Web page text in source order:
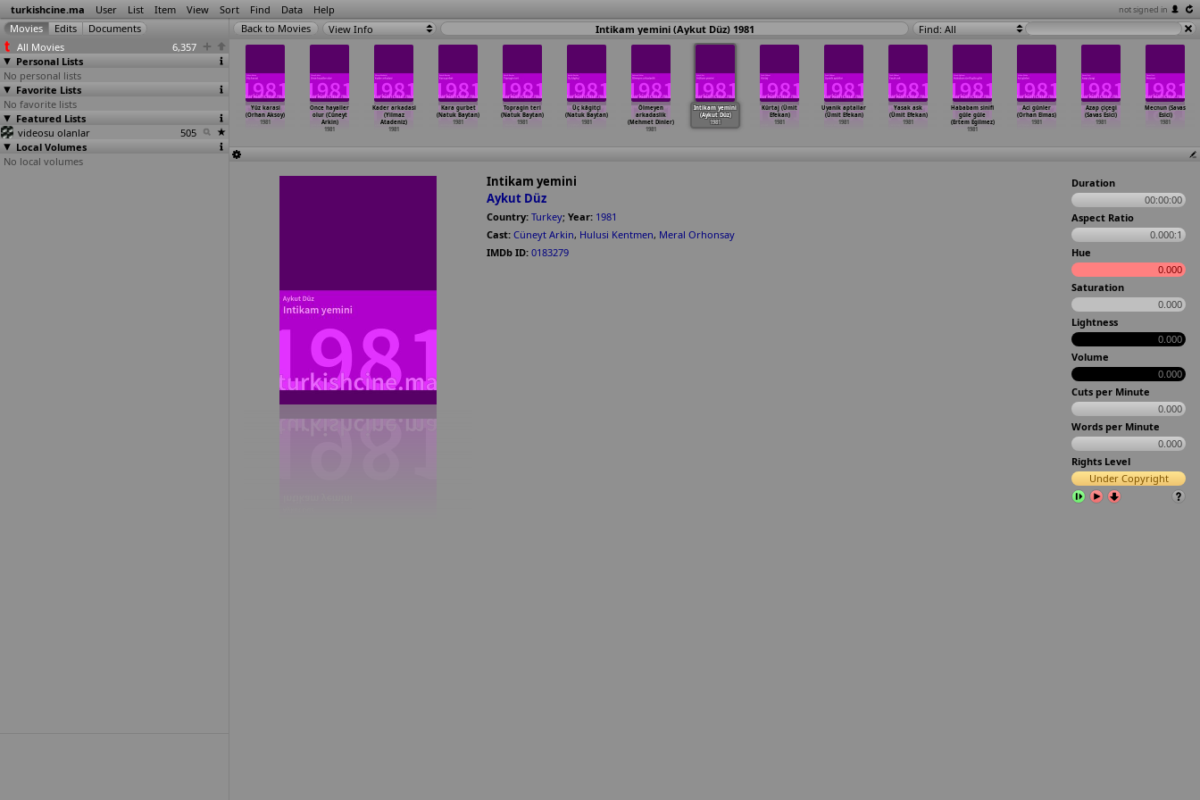
turkishcine.ma User List Item View Sort Find Data Help not signed in
All Movies
6,357
Personal Lists
No personal lists
Favorite Lists
No favorite lists
Featured Lists
videosu olanlar
505
Local Volumes
No local volumes
View Info Intikam yemini (Aykut Düz) 1981 Find: All
kalbimin
Yüce)
1980
Ibiso (Ihsan
Yüce)
1980
Yüz karasi
(Orhan Aksoy)
1981
Once hayaller
olur (Cüneyt
Arkin)
1981
Kader arkadasi
(Yilmaz
Atadeniz)
1981
Kara gurbet
(Natuk Baytan)
1981
Topragin teri
(Natuk Baytan)
1981
Üç kâgitçi
(Natuk Baytan)
1981
Ölmeyen
arkadaslik
(Mehmet Dinler)
1981
Intikam yemini
(Aykut Düz)
1981
Kürtaj (Ümit
Efekan)
1981
Uyanik aptallar
(Ümit Efekan)
1981
Yasak ask
(Ümit Efekan)
1981
Hababam sinifi
güle güle
(Ertem Egilmez)
1981
Aci günler
(Orhan Elmas)
1981
Azap çiçegi
(Savas Esici)
1981
Mecnun (Savas
Esici)
1981
Intikam yemini
Aykut Düz
Country: Turkey; Year: 1981
Cast: Cüneyt Arkin, Hulusi Kentmen, Meral Orhonsay
IMDb ID: 0183279
Duration
00:00:00
Aspect Ratio
0.000:1
Hue
0.000
Saturation
0.000
Lightness
0.000
Volume
0.000
Cuts per Minute
0.000
Words per Minute
0.000
Rights Level
Under Copyright